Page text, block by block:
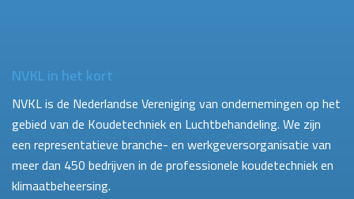
NVKL in het kort
NVKL is de Nederlandse Vereniging van ondernemingen op het
gebied van de Koudetechniek en Luchtbehandeling. We zijn
een representatieve branche- en werkgeversorganisatie van
meer dan 450 bedrijven in de professionele koudetechniek en
klimaatbeheersing.